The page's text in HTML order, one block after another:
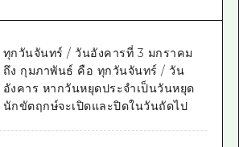
ทุกวันจันทร์ / วันอังคารที่ 3 มกราคม
ถึง กุมภาพันธ์ คือ ทุกวันจันทร์ / วัน
อังคาร หากวันหยุดประจำเป็นวันหยุด
นักขัตฤกษ์จะเปิดและปิดในวันถัดไป